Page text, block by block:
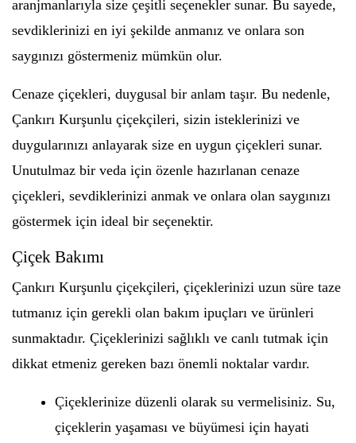
aranjmanlarıyla size çeşitli seçenekler sunar. Bu sayede,
sevdiklerinizi en iyi şekilde anmanız ve onlara son
saygınızı göstermeniz mümkün olur.
Cenaze çiçekleri, duygusal bir anlam taşır. Bu nedenle,
Çankırı Kurşunlu çiçekçileri, sizin isteklerinizi ve
duygularınızı anlayarak size en uygun çiçekleri sunar.
Unutulmaz bir veda için özenle hazırlanan cenaze
çiçekleri, sevdiklerinizi anmak ve onlara olan saygınızı
göstermek için ideal bir seçenektir.
Çiçek Bakımı
Çankırı Kurşunlu çiçekçileri, çiçeklerinizi uzun süre taze
tutmanız için gerekli olan bakım ipuçları ve ürünleri
sunmaktadır. Çiçeklerinizi sağlıklı ve canlı tutmak için
dikkat etmeniz gereken bazı önemli noktalar vardır.
Çiçeklerinize düzenli olarak su vermelisiniz. Su,
çiçeklerin yaşaması ve büyümesi için hayati